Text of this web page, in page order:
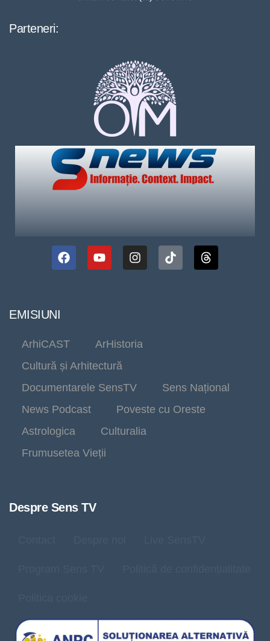
Parteneri:
EMISIUNI
ArhiCAST
ArHistoria
Cultură și Arhitectură
Documentarele SensTV
Sens Național
News Podcast
Poveste cu Oreste
Astrologica
Culturalia
Frumusetea Vieții
Despre Sens TV